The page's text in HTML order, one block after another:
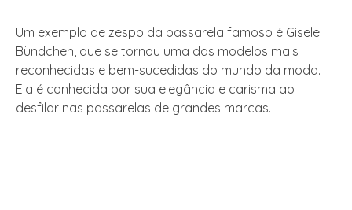
Um exemplo de zespo da passarela famoso é Gisele
Bündchen, que se tornou uma das modelos mais
reconhecidas e bem-sucedidas do mundo da moda.
Ela é conhecida por sua elegância e carisma ao
desfilar nas passarelas de grandes marcas.